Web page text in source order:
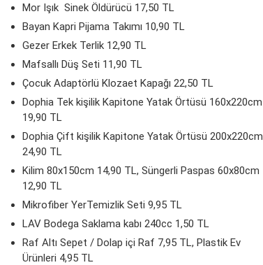
Mor Işık Sinek Öldürücü 17,50 TL
Bayan Kapri Pijama Takımı 10,90 TL
Gezer Erkek Terlik 12,90 TL
Mafsallı Düş Seti 11,90 TL
Çocuk Adaptörlü Klozaet Kapağı 22,50 TL
Dophia Tek kişilik Kapitone Yatak Örtüsü 160x220cm
19,90 TL
Dophia Çift kişilik Kapitone Yatak Örtüsü 200x220cm
24,90 TL
Kilim 80x150cm 14,90 TL, Süngerli Paspas 60x80cm
12,90 TL
Mikrofiber YerTemizlik Seti 9,95 TL
LAV Bodega Saklama kabı 240cc 1,50 TL
Raf Altı Sepet / Dolap içi Raf 7,95 TL, Plastik Ev
Ürünleri 4,95 TL